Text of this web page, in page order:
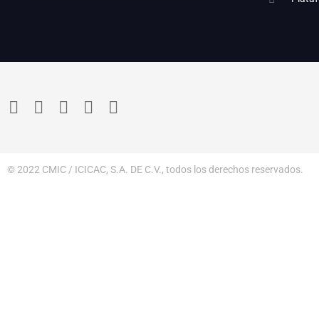
© 2022 CMIC / ICICAC, S.A. DE C.V., todos los derechos reservados.